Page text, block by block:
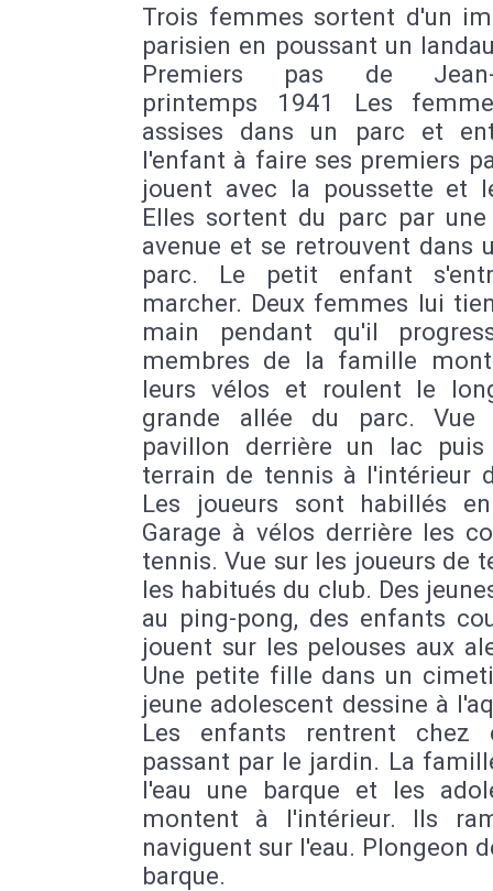
Trois femmes sortent d'un
parisien en poussant un
Premiers pas de Jean-
printemps 1941 Les
assises dans un parc et
l'enfant à faire ses premiers
jouent avec la poussette et
Elles sortent du parc par une
avenue et se retrouvent dans
parc. Le petit enfant
marcher. Deux femmes lui
main pendant qu'il
membres de la famille
leurs vélos et roulent le
grande allée du parc. Vue
pavillon derrière un lac
terrain de tennis à l'intérieur
Les joueurs sont habillés
Garage à vélos derrière les
tennis. Vue sur les joueurs de
les habitués du club. Des
au ping-pong, des enfants
jouent sur les pelouses aux
Une petite fille dans un
jeune adolescent dessine à
Les enfants rentrent chez
passant par le jardin. La
l'eau une barque et les
montent à l'intérieur. Ils
naviguent sur l'eau. Plongeon
barque.